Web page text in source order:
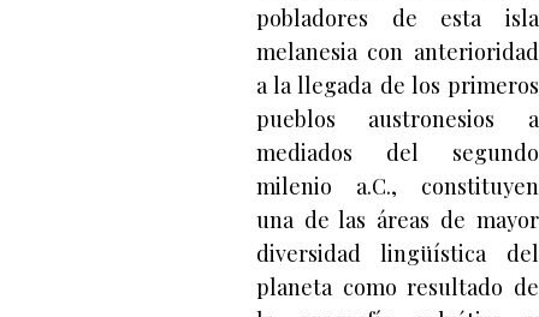
pobladores de esta isla
melanesia con anterioridad
a la llegada de los primeros
pueblos austronesios a
mediados del segundo
milenio a.C., constituyen
una de las áreas de mayor
diversidad lingüística del
planeta como resultado de